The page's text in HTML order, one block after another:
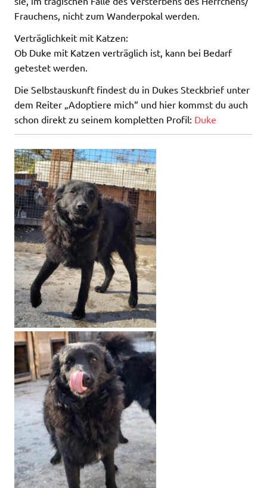
Frauchens, nicht zum Wanderpokal werden.
Verträglichkeit mit Katzen:
Ob Duke mit Katzen verträglich ist, kann bei Bedarf
getestet werden.
Die Selbstauskunft findest du in Dukes Steckbrief unter
dem Reiter „Adoptiere mich“ und hier kommst du auch
schon direkt zu seinem kompletten Profil: Duke